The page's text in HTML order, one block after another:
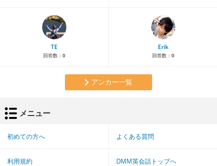
TE
回答数： 0
Erik
回答数： 0
アンカー一覧
メニュー
初めての方へ よくある質問
利用規約 DMM英会話トップへ